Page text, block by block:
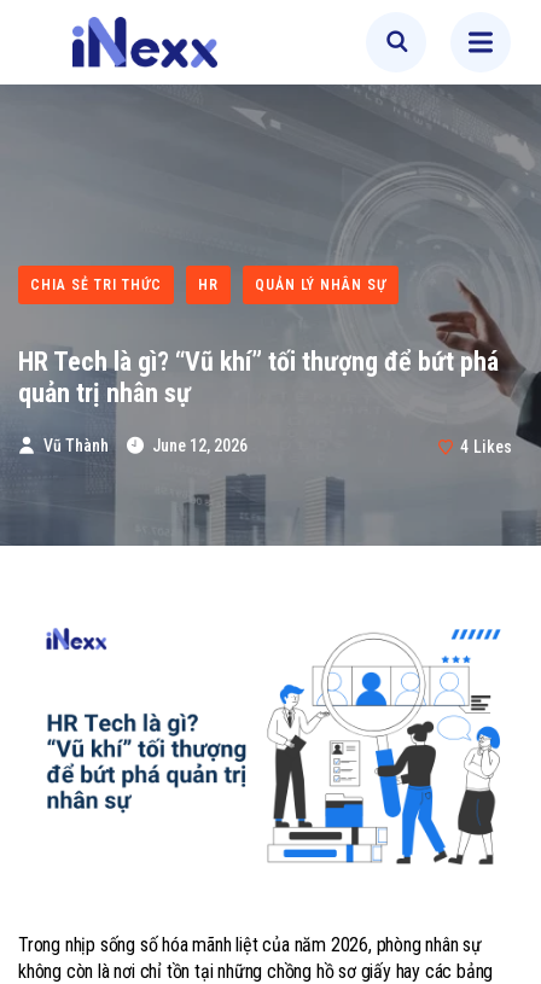
CHIA SẺ TRI THỨC HR QUẢN LÝ NHÂN SỰ
HR Tech là gì? “Vũ khí” tối thượng để bứt phá
quản trị nhân sự
Vũ Thành June 12, 2026 4 Likes
Trong nhịp sống số hóa mãnh liệt của năm 2026, phòng nhân sự
không còn là nơi chỉ tồn tại những chồng hồ sơ giấy hay các bảng